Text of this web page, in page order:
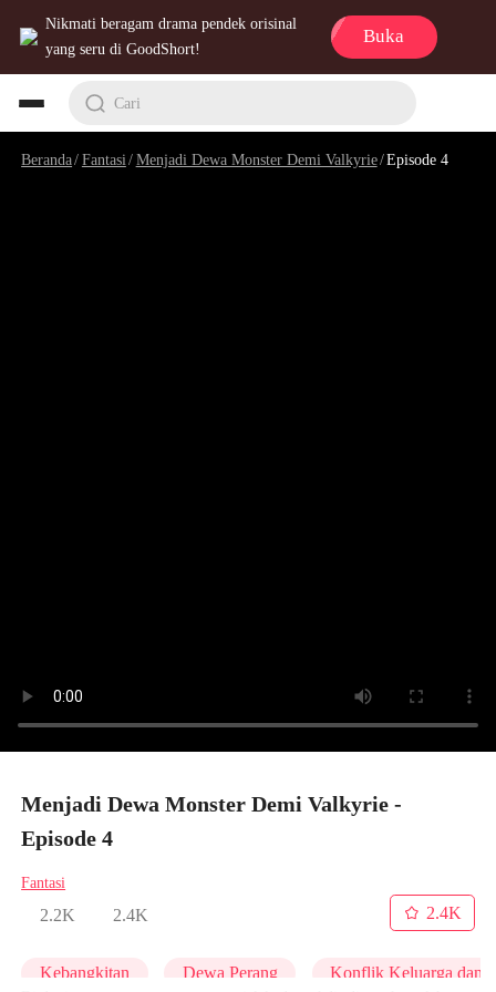
Nikmati beragam drama pendek orisinal
yang seru di GoodShort!
Buka
Cari
Beranda/Fantasi /Menjadi Dewa Monster Demi Valkyrie/Episode 4
Menjadi Dewa Monster Demi Valkyrie -
Episode 4
Fantasi
2.2K 2.4K
2.4K
Kebangkitan Dewa Perang Konflik Keluarga dan